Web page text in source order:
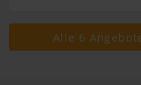
Alle 6